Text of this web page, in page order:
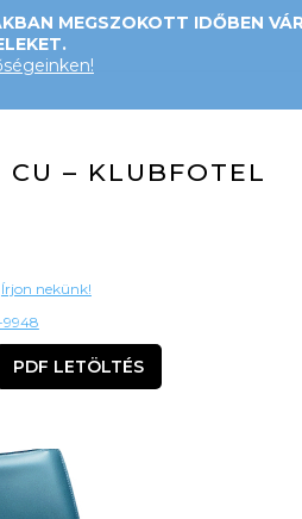
MEGSZOKOTT IDŐBEN
– KLUBFOTEL
Írjon nekünk!
9948
PDF LETÖLTÉS